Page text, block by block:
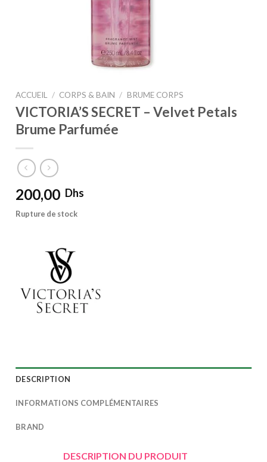
ACCUEIL / CORPS & BAIN / BRUME CORPS
VICTORIA’S SECRET – Velvet Petals
Brume Parfumée
200,00 Dhs
Rupture de stock
DESCRIPTION
INFORMATIONS COMPLÉMENTAIRES
BRAND
DESCRIPTION DU PRODUIT